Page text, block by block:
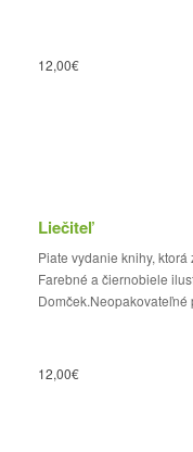
12,00€
Liečiteľ
Piate vydanie knihy,
Farebné a čiernobiele
Domček.Neopakovateľné
12,00€